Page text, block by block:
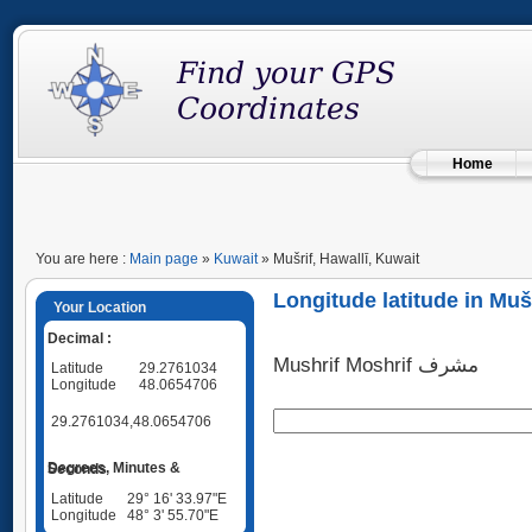
Home
You are here : Main page » Kuwait» Mušrif, Hawallī, Kuwait
Your Location
Decimal :
Latitude
29.2761034
Longitude
48.0654706
29.2761034,48.0654706
Degrees, Minutes & Seconds
Latitude
29° 16' 33.97"E
Longitude
48° 3' 55.70"E
Longitude latitude in
Mushrif Moshrif مشرف